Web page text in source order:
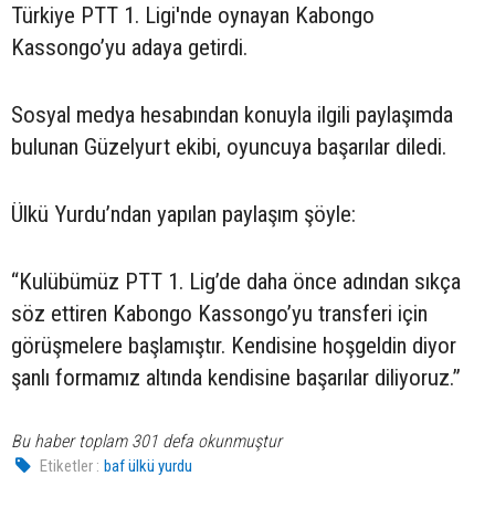
Türkiye PTT 1. Ligi'nde oynayan Kabongo
Kassongo’yu adaya getirdi.
Sosyal medya hesabından konuyla ilgili paylaşımda
bulunan Güzelyurt ekibi, oyuncuya başarılar diledi.
Ülkü Yurdu’ndan yapılan paylaşım şöyle:
“Kulübümüz PTT 1. Lig’de daha önce adından sıkça
söz ettiren Kabongo Kassongo’yu transferi için
görüşmelere başlamıştır. Kendisine hoşgeldin diyor
şanlı formamız altında kendisine başarılar diliyoruz.”
Bu haber toplam 301 defa okunmuştur
Etiketler : baf ülkü yurdu